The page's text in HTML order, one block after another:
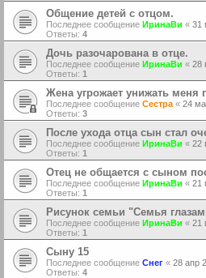
Общение детей с отцом.
Последнее сообщение ИринаВи « 31
Ответы: 4
Дочь разочарована в отце.
Последнее сообщение ИринаВи « 28
Ответы: 1
Жена угрожает унижать меня
Последнее сообщение Сестра « 24
Ответы: 3
После ухода отца сын стал
Последнее сообщение ИринаВи « 22
Ответы: 1
Отец не общается с сыном
Последнее сообщение ИринаВи « 21
Ответы: 1
Рисунок семьи "Семья
Последнее сообщение ИринаВи « 21
Ответы: 1
Сыну 15
Последнее сообщение Снег « 28 апр
Ответы: 4